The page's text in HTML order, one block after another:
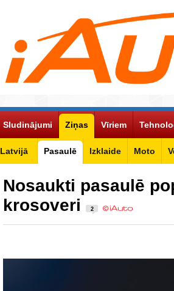
Sludinājumi Ziņas
Latvijā Pasaulē Izklaide Moto
Vīriem
Nosaukti pasaulē
krosoveri
2